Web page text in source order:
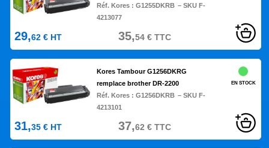
Réf. Kores : G1255DKRB – SKU F-
4213077
29,62 € HT 35,54€TTC
Kores Tambour G1256DKRG
remplace brother DR-2200
Réf. Kores : G1256DKRB – SKU F-
4213101
EN STOCK
31,35 € HT 37,62€TTC